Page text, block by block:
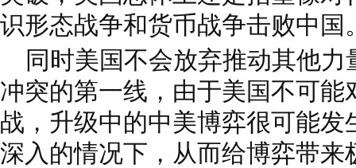
识形态战争和货币战争击败中国
同时美国不会放弃推动其他力
冲突的第一线，由于美国不可能
战，升级中的中美博弈很可能
深入的情况下，从而给博弈带来